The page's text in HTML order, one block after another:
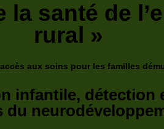
la santé de
rural »
aux soins pour les familles
infantile, détection
du